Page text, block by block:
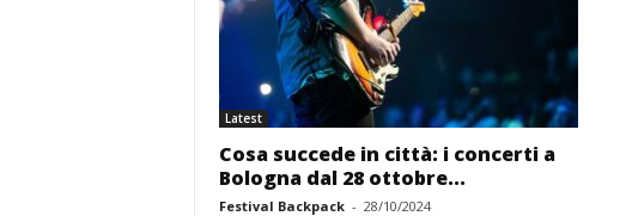
Latest
Cosa succede in città: i concerti a
Bologna dal 28 ottobre...
Festival Backpack - 28/10/2024